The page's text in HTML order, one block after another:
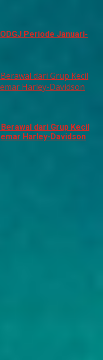
Periode Januari-
dari Grup Kecil
Harley-Davidson
dari Grup Kecil
Harley-Davidson